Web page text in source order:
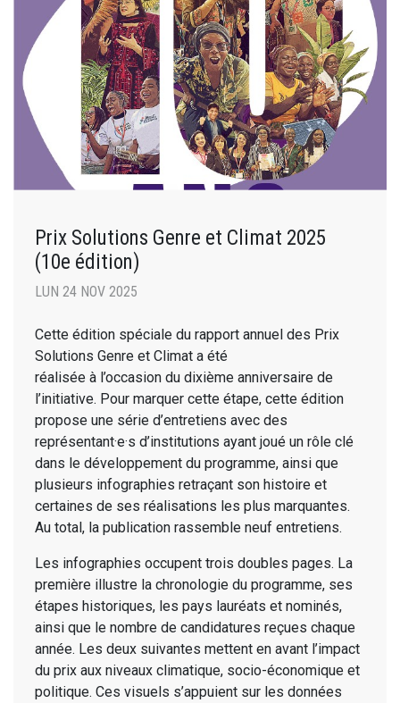
Prix Solutions Genre et Climat 2025
(10e édition)
LUN 24 NOV 2025
Cette édition spéciale du rapport annuel des Prix
Solutions Genre et Climat a été
réalisée à l’occasion du dixième anniversaire de
l’initiative. Pour marquer cette étape, cette édition
propose une série d’entretiens avec des
représentant·e·s d’institutions ayant joué un rôle clé
dans le développement du programme, ainsi que
plusieurs infographies retraçant son histoire et
certaines de ses réalisations les plus marquantes.
Au total, la publication rassemble neuf entretiens.
Les infographies occupent trois doubles pages. La
première illustre la chronologie du programme, ses
étapes historiques, les pays lauréats et nominés,
ainsi que le nombre de candidatures reçues chaque
année. Les deux suivantes mettent en avant l’impact
du prix aux niveaux climatique, socio-économique et
politique. Ces visuels s’appuient sur les données